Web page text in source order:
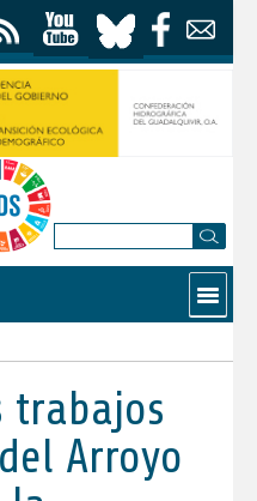
Contactar
trabajos
Arroyo